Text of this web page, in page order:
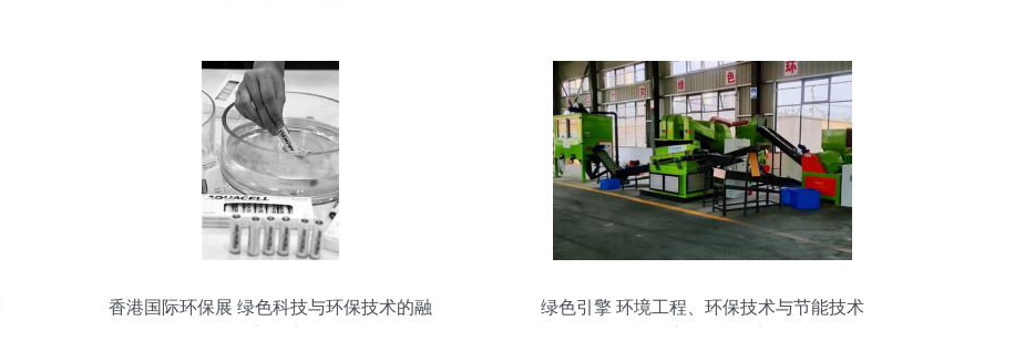
香港国际环保展 绿色科技与环保技术的融
绿色引擎 环境工程、环保技术与节能技术